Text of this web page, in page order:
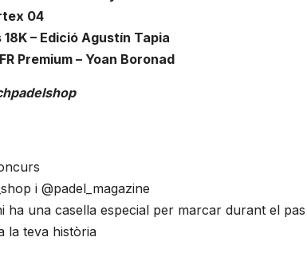
04
18K – Edició Agustín Tapia
FR Premium – Yoan Boronad
i @padel_magazine
ha una casella especial per marcar durant el
la teva història